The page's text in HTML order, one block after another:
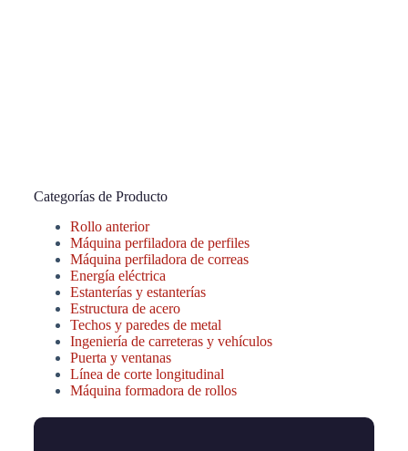
Categorías de Producto
Rollo anterior
Máquina perfiladora de perfiles
Máquina perfiladora de correas
Energía eléctrica
Estanterías y estanterías
Estructura de acero
Techos y paredes de metal
Ingeniería de carreteras y vehículos
Puerta y ventanas
Línea de corte longitudinal
Máquina formadora de rollos